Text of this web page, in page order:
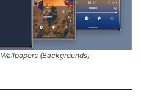
(Backgrounds)